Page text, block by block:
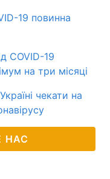
19 повинна
COVID-19
на три місяці
чекати на
НАС